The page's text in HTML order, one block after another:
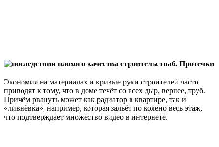
6. Протечки
Экономия на материалах и кривые руки строителей часто
приводят к тому, что в доме течёт со всех дыр, вернее, труб.
Причём рвануть может как радиатор в квартире, так и
«ливнёвка», например, которая зальёт по колено весь этаж,
что подтверждает множество видео в интернете.